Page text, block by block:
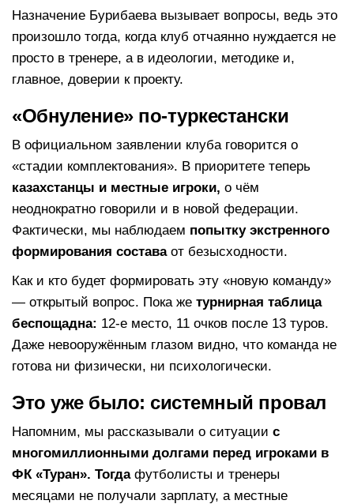
Назначение Бурибаева вызывает вопросы, ведь это
произошло тогда, когда клуб отчаянно нуждается не
просто в тренере, а в идеологии, методике и,
главное, доверии к проекту.
«Обнуление» по-туркестански
В официальном заявлении клуба говорится о
«стадии комплектования». В приоритете теперь
казахстанцы и местные игроки, о чём
неоднократно говорили и в новой федерации.
Фактически, мы наблюдаем попытку экстренного
формирования составаот безысходности.
Как и кто будет формировать эту «новую команду»
— открытый вопрос. Пока же турнирная таблица
беспощадна: 12-е место, 11 очков после 13 туров.
Даже невооружённым глазом видно, что команда не
готова ни физически, ни психологически.
Это уже было: системный провал
Напомним, мы рассказывали о ситуации с
многомиллионными долгами перед игроками в
ФК «Туран». Тогдафутболисты и тренеры
месяцами не получали зарплату, а местные